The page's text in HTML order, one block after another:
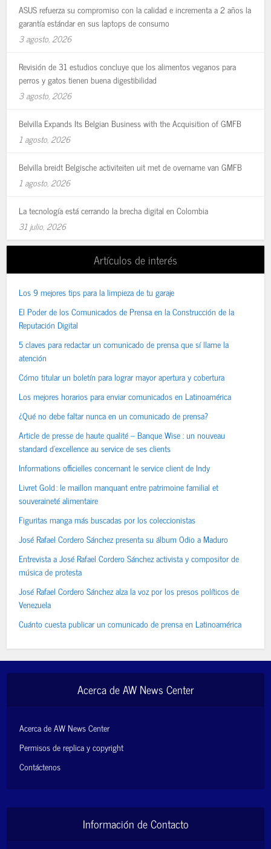
ASUS refuerza su compromiso con la calidad e incrementa a 2 años la
garantía estándar en sus laptops de consumo
3 agosto, 2026
Revisión de 31 estudios concluye que los alimentos veganos para
perros y gatos tienen buena digestibilidad
3 agosto, 2026
Belvilla Expands Its Belgian Business with the Acquisition of GMFB
1 agosto, 2026
Belvilla breidt Belgische activiteiten uit met de overname van GMFB
1 agosto, 2026
La tecnología está cerrando la brecha digital en Colombia
31 julio, 2026
Artículos de interés
Los 9 mejores tips para la limpieza de tu garaje
El Poder de los Comunicados de Prensa en la Construcción de la
Reputación Digital
5 claves para redactar un comunicado de prensa que sí llame la
atención
Cómo titular un boletín para lograr mayor apertura y cobertura
Los mejores horarios para enviar comunicados en Latinoamérica
¿Qué no debe faltar nunca en un comunicado de prensa?
Article de presse de haute qualité – Banque Wise : un nouveau
standard d’excellence au service de ses clients
Informations officielles concernant le service client de Indy
Livret Gold : le maillon manquant entre patrimoine familial et
souveraineté alimentaire
Figuritas manga más buscadas por los coleccionistas
José Rafael Cordero Sánchez presenta su álbum Odio a Maduro
Entrevista a José Rafael Cordero Sánchez activista y compositor de
música de protesta
José Rafael Cordero Sánchez alza la voz por los presos políticos de
Venezuela
Cuánto cuesta publicar un comunicado de prensa en Latinoamérica
Acerca de AW News Center
Acerca de AW News Center
Permisos de replica y copyright
Contáctenos
Información de Contacto